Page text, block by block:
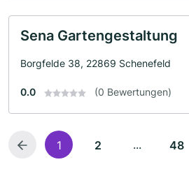
Sena Gartengestaltung
Borgfelde 38, 22869 Schenefeld
0.0 (0 Bewertungen)
1 2 ... 48